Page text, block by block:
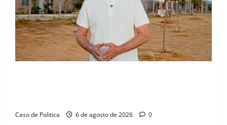
Caso de Politica 6 de agosto de 2026 0